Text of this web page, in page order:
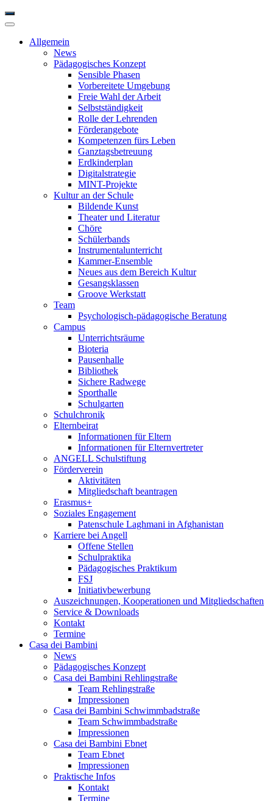
Allgemein
News
Pädagogisches Konzept
Sensible Phasen
Vorbereitete Umgebung
Freie Wahl der Arbeit
Selbstständigkeit
Rolle der Lehrenden
Förderangebote
Kompetenzen fürs Leben
Ganztagsbetreuung
Erdkinderplan
Digitalstrategie
MINT-Projekte
Kultur an der Schule
Bildende Kunst
Theater und Literatur
Chöre
Schülerbands
Instrumentalunterricht
Kammer-Ensemble
Neues aus dem Bereich Kultur
Gesangsklassen
Groove Werkstatt
Team
Psychologisch-pädagogische Beratung
Campus
Unterrichtsräume
Bioteria
Pausenhalle
Bibliothek
Sichere Radwege
Sporthalle
Schulgarten
Schulchronik
Elternbeirat
Informationen für Eltern
Informationen für Elternvertreter
ANGELL Schulstiftung
Förderverein
Aktivitäten
Mitgliedschaft beantragen
Erasmus+
Soziales Engagement
Patenschule Laghmani in Afghanistan
Karriere bei Angell
Offene Stellen
Schulpraktika
Pädagogisches Praktikum
FSJ
Initiativbewerbung
Auszeichnungen, Kooperationen und Mitgliedschaften
Service & Downloads
Kontakt
Termine
Casa dei Bambini
News
Pädagogisches Konzept
Casa dei Bambini Rehlingstraße
Team Rehlingstraße
Impressionen
Casa dei Bambini Schwimmbadstraße
Team Schwimmbadstraße
Impressionen
Casa dei Bambini Ebnet
Team Ebnet
Impressionen
Praktische Infos
Kontakt
Termine